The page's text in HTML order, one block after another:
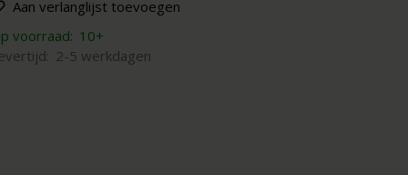
Aan verlanglijst toevoegen
voorraad: 10+
2-5 werkdagen